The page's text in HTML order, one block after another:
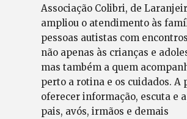
Associação Colibri, de
ampliou o atendimento às
pessoas autistas com
não apenas às crianças e
mas também a quem
perto a rotina e os cuidados. A
oferecer informação, escuta e
pais, avós, irmãos e demais